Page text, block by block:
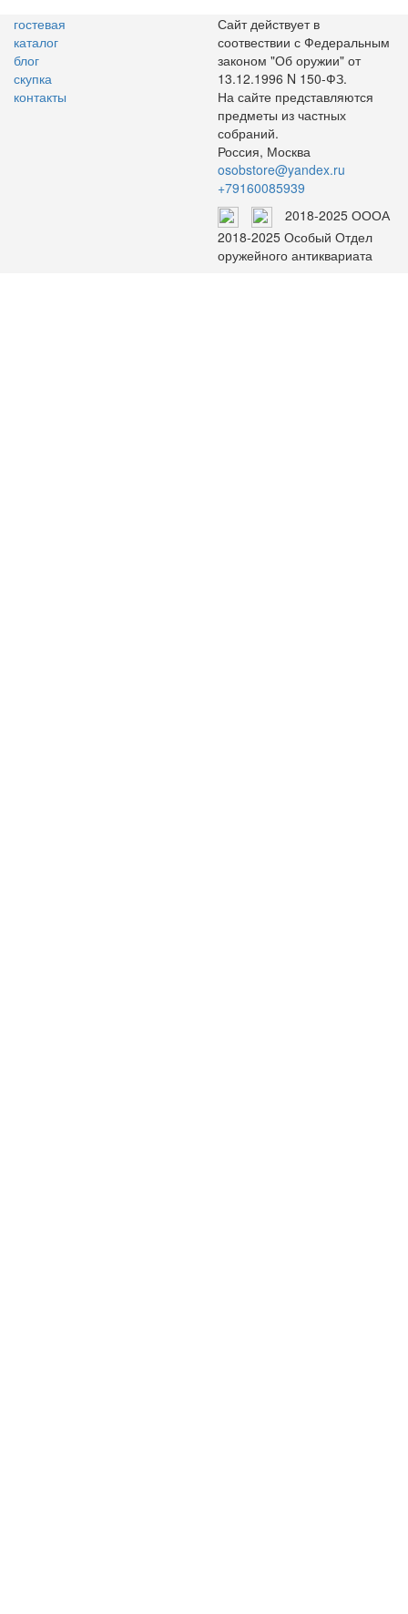
гостевая
каталог
блог
скупка
контакты
Сайт действует в
соотвествии с Федеральным
законом "Об оружии" от
13.12.1996 N 150-ФЗ.
На сайте представляются
предметы из частных
собраний.
Россия, Москва
osobstore@yandex.ru
+79160085939
2018-2025 ОООА
2018-2025 Особый Отдел
оружейного антиквариата